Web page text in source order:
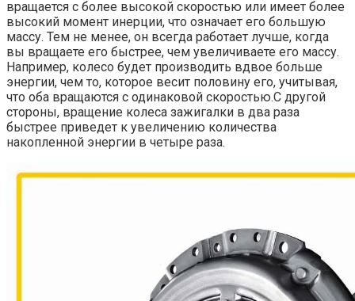
вращается с более высокой скоростью или имеет более
высокий момент инерции, что означает его большую
массу. Тем не менее, он всегда работает лучше, когда
вы вращаете его быстрее, чем увеличиваете его массу.
Например, колесо будет производить вдвое больше
энергии, чем то, которое весит половину его, учитывая,
что оба вращаются с одинаковой скоростью.С другой
стороны, вращение колеса зажигалки в два раза
быстрее приведет к увеличению количества
накопленной энергии в четыре раза.